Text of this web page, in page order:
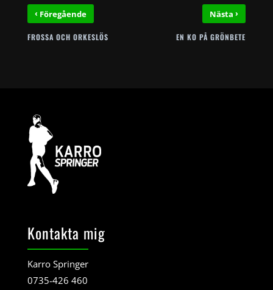
‹ Föregående
FROSSA OCH ORKESLÖS
Nästa›
EN KO PÅ GRÖNBETE
Kontakta mig
Karro Springer
0735-426 460